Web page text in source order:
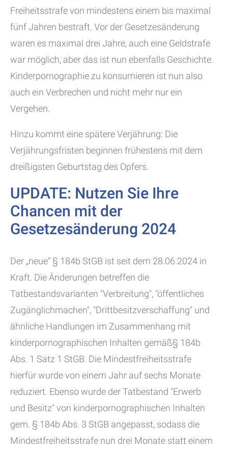
Freiheitsstrafe von mindestens einem bis maximal
fünf Jahren bestraft. Vor der Gesetzesänderung
waren es maximal drei Jahre, auch eine Geldstrafe
war möglich, aber das ist nun ebenfalls Geschichte.
Kinderpornographie zu konsumieren ist nun also
auch ein Verbrechen und nicht mehr nur ein
Vergehen.
Hinzu kommt eine spätere Verjährung: Die
Verjährungsfristen beginnen frühestens mit dem
dreißigsten Geburtstag des Opfers.
UPDATE: Nutzen Sie Ihre
Chancen mit der
Gesetzesänderung 2024
Der „neue“ § 184b StGB ist seit dem 28.06.2024 in
Kraft. Die Änderungen betreffen die
Tatbestandsvarianten "Verbreitung", "öffentliches
Zugänglichmachen", "Drittbesitzverschaffung" und
ähnliche Handlungen im Zusammenhang mit
kinderpornographischen Inhalten gemäß§ 184b
Abs. 1 Satz 1 StGB. Die Mindestfreiheitsstrafe
hierfür wurde von einem Jahr auf sechs Monate
reduziert. Ebenso wurde der Tatbestand "Erwerb
und Besitz" von kinderpornographischen Inhalten
gem. § 184b Abs. 3 StGB angepasst, sodass die
Mindestfreiheitsstrafe nun drei Monate statt einem